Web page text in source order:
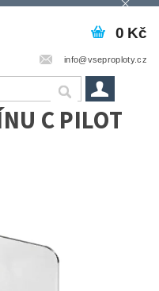
info@vseproploty.cz
0 Kč
C PILOT